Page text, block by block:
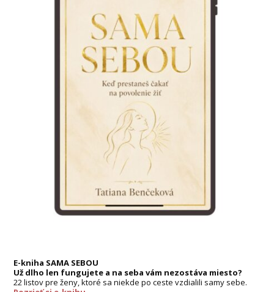
E-kniha SAMA SEBOU
Už dlho len fungujete a na seba vám nezostáva miesto?
22 listov pre ženy, ktoré sa niekde po ceste vzdialili samy sebe.